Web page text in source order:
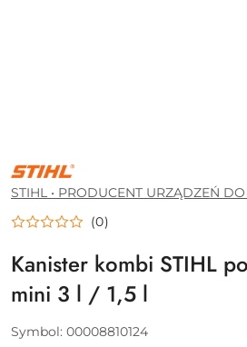
STIHL
•
PRODUCENT
URZĄDZEŃ
DO
PIELĘGNACJI
STIHL • PRODUCENT URZĄDZEŃ
(0)
Kanister kombi STIHL
mini 3 l / 1,5 l
Symbol: 00008810124